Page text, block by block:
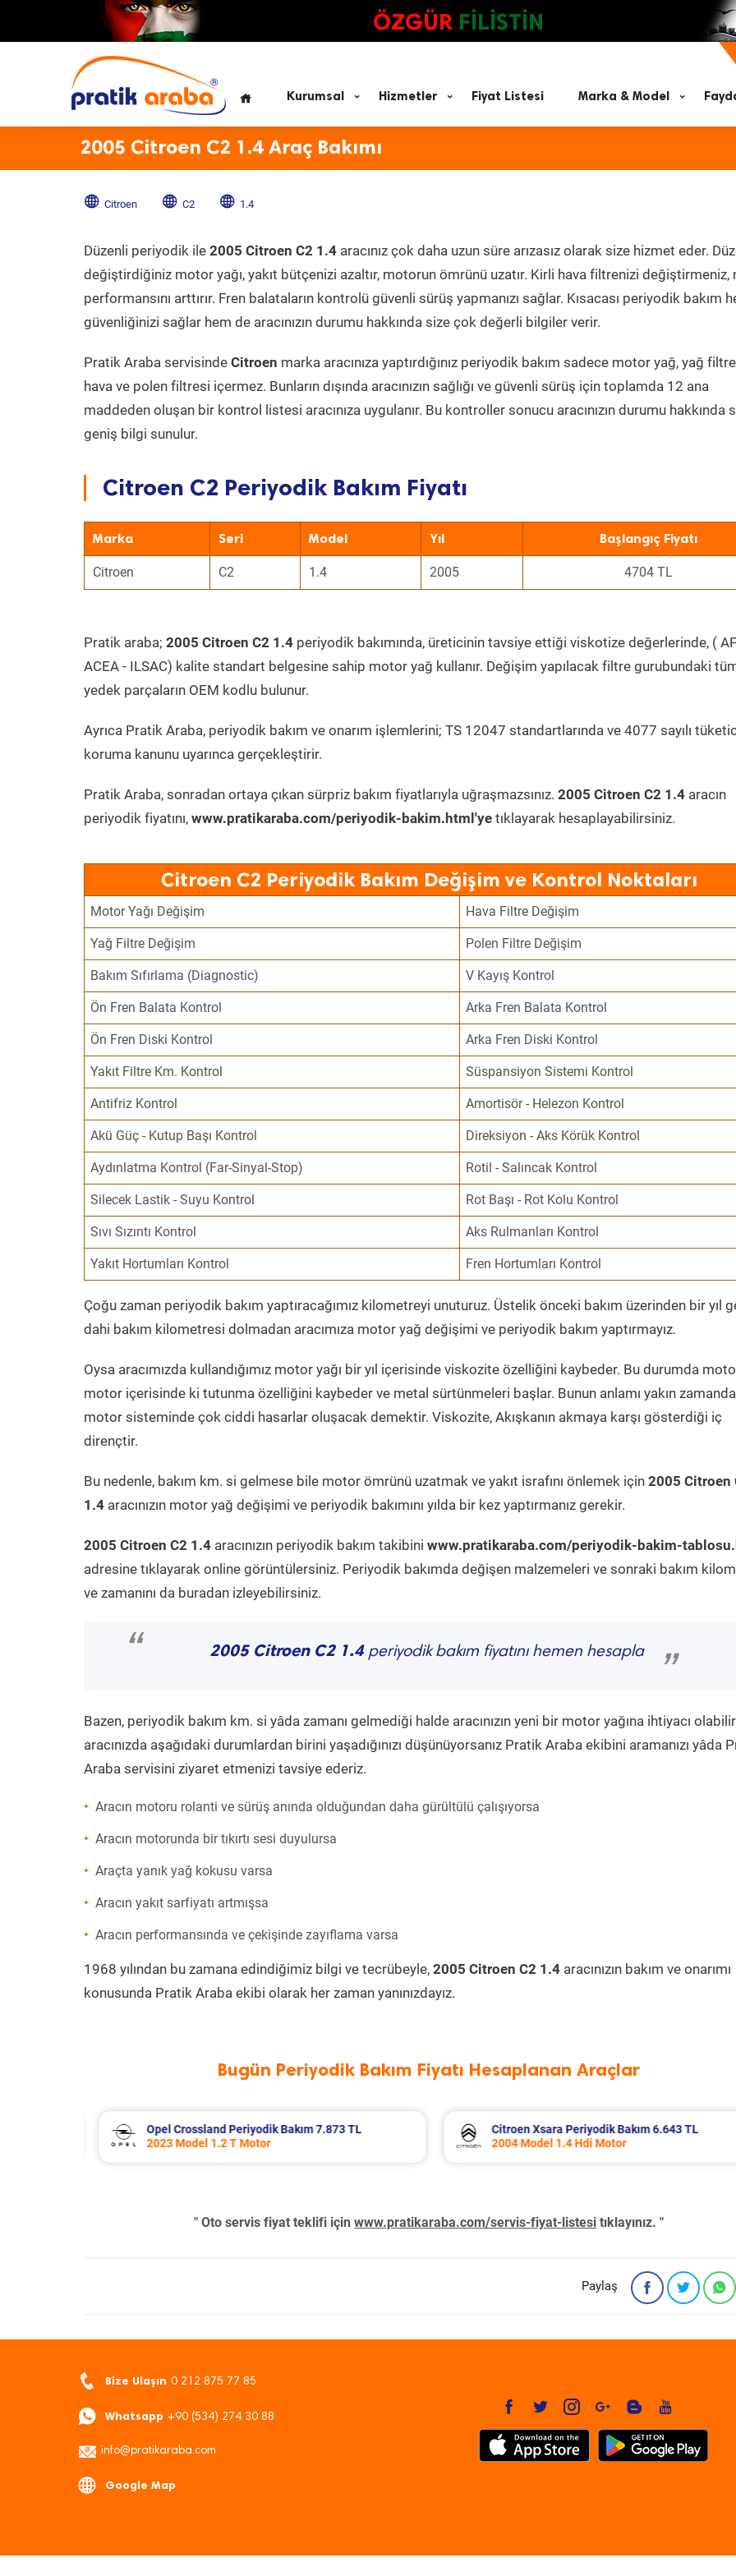
ÖZGÜR FİLİSTİN
Kurumsal Hizmetler Fiyat Listesi Marka & Model
2005 Citroen C2 1.4 Araç Bakımı
Citroen C2 1.4
Düzenli periyodik ile 2005 Citroen C2 1.4 aracınız çok daha uzun süre arızasız olarak size hizmet eder.
değiştirdiğiniz motor yağı, yakıt bütçenizi azaltır, motorun ömrünü uzatır. Kirli hava filtrenizi
performansını arttırır. Fren balataların kontrolü güvenli sürüş yapmanızı sağlar. Kısacası periyodik bakım
güvenliğinizi sağlar hem de aracınızın durumu hakkında size çok değerli bilgiler verir.
Pratik Araba servisinde Citroen marka aracınıza yaptırdığınız periyodik bakım sadece motor yağ, yağ
hava ve polen filtresi içermez. Bunların dışında aracınızın sağlığı ve güvenli sürüş için toplamda 12 ana
maddeden oluşan bir kontrol listesi aracınıza uygulanır. Bu kontroller sonucu aracınızın durumu hakkında
geniş bilgi sunulur.
Citroen C2 Periyodik Bakım Fiyatı
Marka Seri Model Yıl Başlangıç Fiyatı
Citroen C2 1.4 2005 4704 TL
Pratik araba; 2005 Citroen C2 1.4 periyodik bakımında, üreticinin tavsiye ettiği viskotize değerlerinde, (
ACEA - ILSAC) kalite standart belgesine sahip motor yağ kullanır. Değişim yapılacak filtre gurubundaki
yedek parçaların OEM kodlu bulunur.
Ayrıca Pratik Araba, periyodik bakım ve onarım işlemlerini; TS 12047 standartlarında ve 4077 sayılı
koruma kanunu uyarınca gerçekleştirir.
Pratik Araba, sonradan ortaya çıkan sürpriz bakım fiyatlarıyla uğraşmazsınız. 2005 Citroen C2 1.4 aracın
periyodik fiyatını, www.pratikaraba.com/periyodik-bakim.html'ye tıklayarak hesaplayabilirsiniz.
Citroen C2 Periyodik Bakım Değişim ve Kontrol Noktaları
Motor Yağı Değişim Hava Filtre Değişim
Yağ Filtre Değişim Polen Filtre Değişim
Bakım Sıfırlama (Diagnostic) V Kayış Kontrol
Ön Fren Balata Kontrol Arka Fren Balata Kontrol
Ön Fren Diski Kontrol Arka Fren Diski Kontrol
Yakıt Filtre Km. Kontrol Süspansiyon Sistemi Kontrol
Antifriz Kontrol Amortisör - Helezon Kontrol
Akü Güç - Kutup Başı Kontrol Direksiyon - Aks Körük Kontrol
Aydınlatma Kontrol (Far-Sinyal-Stop) Rotil - Salıncak Kontrol
Silecek Lastik - Suyu Kontrol Rot Başı - Rot Kolu Kontrol
Sıvı Sızıntı Kontrol Aks Rulmanları Kontrol
Yakıt Hortumları Kontrol Fren Hortumları Kontrol
Çoğu zaman periyodik bakım yaptıracağımız kilometreyi unuturuz. Üstelik önceki bakım üzerinden bir yıl
dahi bakım kilometresi dolmadan aracımıza motor yağ değişimi ve periyodik bakım yaptırmayız.
Oysa aracımızda kullandığımız motor yağı bir yıl içerisinde viskozite özelliğini kaybeder. Bu durumda
motor içerisinde ki tutunma özelliğini kaybeder ve metal sürtünmeleri başlar. Bunun anlamı yakın zamanda
motor sisteminde çok ciddi hasarlar oluşacak demektir. Viskozite, Akışkanın akmaya karşı gösterdiği iç
dirençtir.
Bu nedenle, bakım km. si gelmese bile motor ömrünü uzatmak ve yakıt israfını önlemek için 2005 Citroen
1.4 aracınızın motor yağ değişimi ve periyodik bakımını yılda bir kez yaptırmanız gerekir.
2005 Citroen C2 1.4 aracınızın periyodik bakım takibini www.pratikaraba.com/periyodik-bakim-
adresine tıklayarak online görüntülersiniz. Periyodik bakımda değişen malzemeleri ve sonraki bakım
ve zamanını da buradan izleyebilirsiniz.
“ 2005 Citroen C2 1.4periyodik bakım fiyatını hemen hesapla
”
Bazen, periyodik bakım km. si yâda zamanı gelmediği halde aracınızın yeni bir motor yağına ihtiyacı
aracınızda aşağıdaki durumlardan birini yaşadığınızı düşünüyorsanız Pratik Araba ekibini aramanızı yâda
Araba servisini ziyaret etmenizi tavsiye ederiz.
Aracın motoru rolanti ve sürüş anında olduğundan daha gürültülü çalışıyorsa
Aracın motorunda bir tıkırtı sesi duyulursa
Araçta yanık yağ kokusu varsa
Aracın yakıt sarfiyatı artmışsa
Aracın performansında ve çekişinde zayıflama varsa
1968 yılından bu zamana edindiğimiz bilgi ve tecrübeyle, 2005 Citroen C2 1.4 aracınızın bakım ve onarımı
konusunda Pratik Araba ekibi olarak her zaman yanınızdayız.
Bugün Periyodik Bakım Fiyatı Hesaplanan Araçlar
Citroen Xsara Periyodik Bakım 6.643 TL
2004 Model 1.4 Hdi Motor
Dacia Duster Periyodik Bakım 7.799 TL
2012 Model 1.5 Dci Motor
" Oto servis fiyat teklifi için www.pratikaraba.com/servis-fiyat-listesi tıklayınız. "
Paylaş
Bize Ulaşın 0 212 875 77 85
Whatsapp +90 (534) 274 30 88
info@pratikaraba.com
Google Map